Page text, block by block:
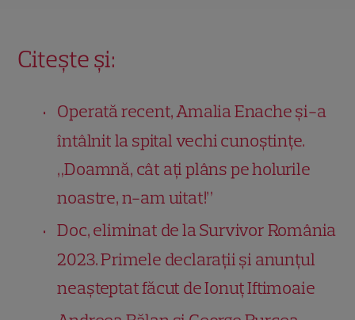
Citește și:
Operată recent, Amalia Enache și-a
întâlnit la spital vechi cunoștințe.
„Doamnă, cât ați plâns pe holurile
noastre, n-am uitat!”
Doc, eliminat de la Survivor România
2023. Primele declarații și anunțul
neașteptat făcut de Ionuț Iftimoaie